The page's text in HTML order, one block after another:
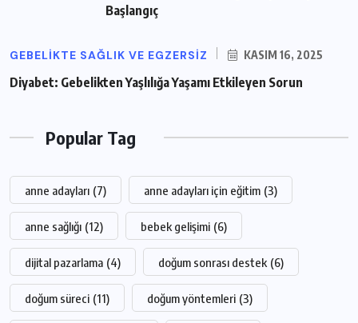
Başlangıç
GEBELIKTE SAĞLIK VE EGZERSIZ KASIM 16, 2025
Diyabet: Gebelikten Yaşlılığa Yaşamı Etkileyen Sorun
Popular Tag
anne adayları (7) anne adayları için eğitim (3)
anne sağlığı (12) bebek gelişimi (6)
dijital pazarlama (4) doğum sonrası destek (6)
doğum süreci (11) doğum yöntemleri (3)